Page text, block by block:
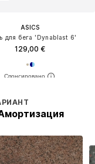
ASICS
для бега 'Dynablast 6'
129,00 €